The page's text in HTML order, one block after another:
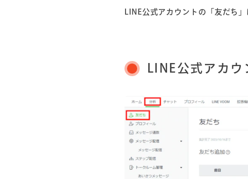
LINE公式アカウントの「友だち
LINE公式アカ